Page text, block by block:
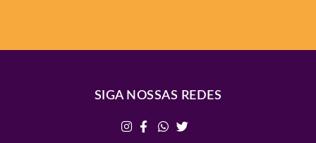
SIGA NOSSAS REDES